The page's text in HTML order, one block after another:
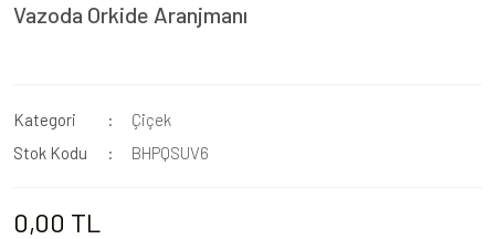
Vazoda Orkide Aranjmanı
Kategori
Çiçek
Stok Kodu
BHPQSUV6
0,00 TL